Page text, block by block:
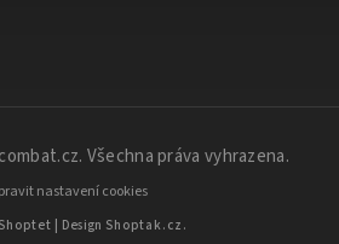
. Všechna práva vyhrazena.
nastavení cookies
Shoptet | Design Shoptak.cz.